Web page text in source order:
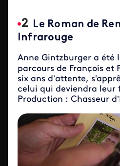
Le Roman de
Infrarouge
Anne Gintzburger a été
parcours de François et
six ans d’attente,
celui qui deviendra leur
Production : Chasseur
ID de la video FTV Preview